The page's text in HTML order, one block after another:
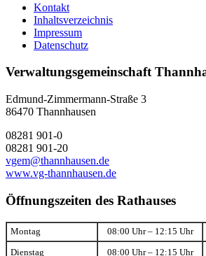
Kontakt
Inhaltsverzeichnis
Impressum
Datenschutz
Verwaltungsgemeinschaft
Edmund-Zimmermann-Straße 3
86470 Thannhausen
08281 901-0
08281 901-20
vgem@thannhausen.de
www.vg-thannhausen.de
Öffnungszeiten des Rathauses
Montag 08:00 Uhr – 12:15 Uhr
Dienstag 08:00 Uhr – 12:15 Uhr